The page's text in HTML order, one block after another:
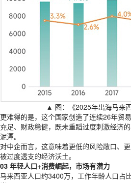
▲ 图：《2025年出海马来
更难得的是，这个国家创造了连续26年贸
充足、财政稳健，既未重蹈过度刺激经济
泥潭。
对中企而言，这意味着更低的风险敞口、
被过度透支的经济沃土。
03 年轻人口+消费崛起，市场有潜力
马来西亚人口约3400万，工作年龄人口占